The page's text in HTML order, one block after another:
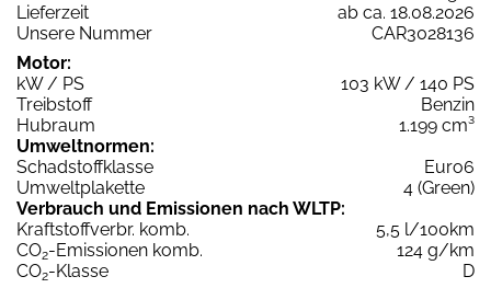
Lieferzeit
ab ca. 18.08.2026
Unsere Nummer
CAR3028136
Motor:
kW / PS
103 kW / 140 PS
Treibstoff
Benzin
Hubraum
1.199 cm³
Umweltnormen:
Schadstoffklasse
Euro6
Umweltplakette
4 (Green)
Verbrauch und Emissionen nach WLTP:
Kraftstoffverbr. komb.
5,5 l/100km
CO2-Emissionen komb.
124 g/km
CO2-Klasse
D